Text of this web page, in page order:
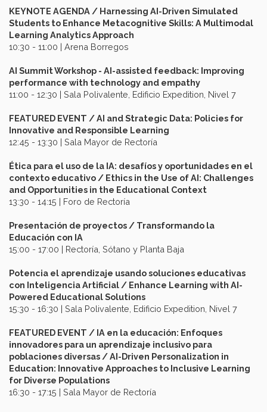
KEYNOTE AGENDA / Harnessing AI-Driven Simulated
Students to Enhance Metacognitive Skills: A Multimodal
Learning Analytics Approach
10:30 - 11:00 | Arena Borregos
AI Summit Workshop - AI-assisted feedback: Improving
performance with technology and empathy
11:00 - 12:30 | Sala Polivalente, Edificio Expedition, Nivel 7
FEATURED EVENT / AI and Strategic Data: Policies for
Innovative and Responsible Learning
12:45 - 13:30 | Sala Mayor de Rectoría
Ética para el uso de la IA: desafíos y oportunidades en el
contexto educativo / Ethics in the Use of AI: Challenges
and Opportunities in the Educational Context
13:30 - 14:15 | Foro de Rectoría
Presentación de proyectos / Transformando la
Educación con IA
15:00 - 17:00 | Rectoría, Sótano y Planta Baja
Potencia el aprendizaje usando soluciones educativas
con Inteligencia Artificial / Enhance Learning with AI-
Powered Educational Solutions
15:30 - 16:30 | Sala Polivalente, Edificio Expedition, Nivel 7
FEATURED EVENT / IA en la educación: Enfoques
innovadores para un aprendizaje inclusivo para
poblaciones diversas / AI-Driven Personalization in
Education: Innovative Approaches to Inclusive Learning
for Diverse Populations
16:30 - 17:15 | Sala Mayor de Rectoría